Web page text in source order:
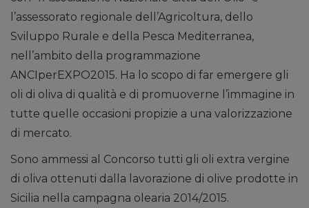
l’assessorato regionale dell’Agricoltura, dello
Sviluppo Rurale e della Pesca Mediterranea,
nell’ambito della programmazione
ANCIperEXPO2015. Ha lo scopo di far emergere gli
oli di oliva di qualità e di promuoverne l’immagine in
tutte quelle occasioni propizie a una valorizzazione
di mercato.
Sono ammessi al Concorso tutti gli oli extra vergine
di oliva ottenuti dalla lavorazione di olive prodotte in
Sicilia nella campagna olearia 2014/2015.